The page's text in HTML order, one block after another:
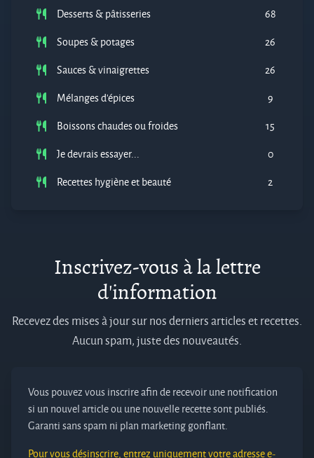
Desserts & pâtisseries
68
Soupes & potages
26
Sauces & vinaigrettes
26
Mélanges d'épices
9
Boissons chaudes ou froides
15
Je devrais essayer...
0
Recettes hygiène et beauté
2
Inscrivez-vous à la lettre
d'information
Recevez des mises à jour sur nos derniers articles et recettes.
Aucun spam, juste des nouveautés.
Vous pouvez vous inscrire afin de recevoir une notification
si un nouvel article ou une nouvelle recette sont publiés.
Garanti sans spam ni plan marketing gonflant.
Pour vous désinscrire, entrez uniquement votre adresse e-